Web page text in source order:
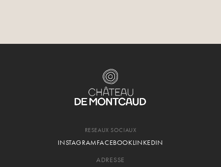
RESEAUX SOCIAUX
INSTAGRAMFACEBOOKLINKEDIN
ADRESSE